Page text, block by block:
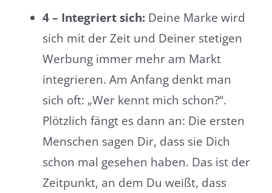
4 – Integriert sich: Deine Marke wird
sich mit der Zeit und Deiner stetigen
Werbung immer mehr am Markt
integrieren. Am Anfang denkt man
sich oft: „Wer kennt mich schon?“.
Plötzlich fängt es dann an: Die ersten
Menschen sagen Dir, dass sie Dich
schon mal gesehen haben. Das ist der
Zeitpunkt, an dem Du weißt, dass